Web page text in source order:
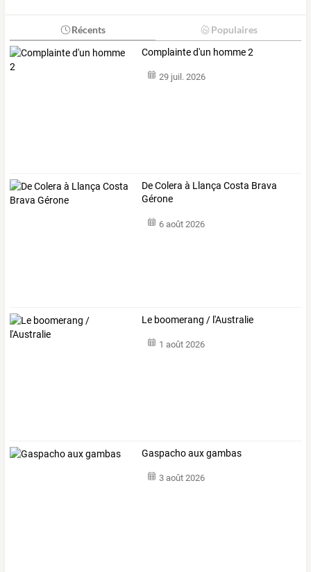
Récents Populaires
Complainte d'un homme 2
29 juil. 2026
De Colera à Llança Costa Brava
Gérone
6 août 2026
Le boomerang / l'Australie
1 août 2026
Gaspacho aux gambas
3 août 2026